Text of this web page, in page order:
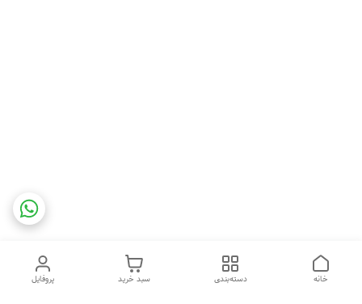
پروفایل سبد خرید دسته‌بندی خانه